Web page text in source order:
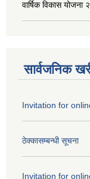
वार्षिक विकास
सार्वजनिक
Invitation for
ठेक्कासम्बन्धी सूचना
Invitation for